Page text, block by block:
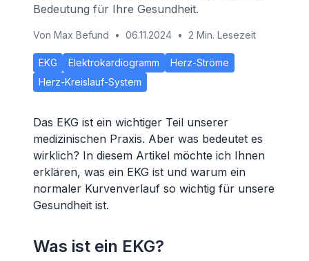
Bedeutung für Ihre Gesundheit.
Von Max Befund • 06.11.2024 • 2 Min. Lesezeit
EKG Elektrokardiogramm
Herz-Ströme
Herz-Kreislauf-System
Das EKG ist ein wichtiger Teil unserer
medizinischen Praxis. Aber was bedeutet es
wirklich? In diesem Artikel möchte ich Ihnen
erklären, was ein EKG ist und warum ein
normaler Kurvenverlauf so wichtig für unsere
Gesundheit ist.
Was ist ein EKG?